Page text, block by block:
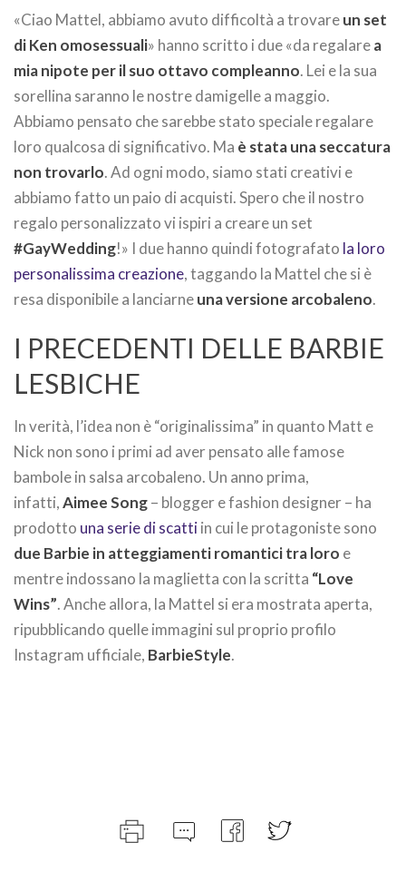
«Ciao Mattel, abbiamo avuto difficoltà a trovareun set
di Ken omosessuali» hanno scritto i due «da regalarea
mia nipote per il suo ottavo compleanno. Lei e la sua
sorellina saranno le nostre damigelle a maggio.
Abbiamo pensato che sarebbe stato speciale regalare
loro qualcosa di significativo. Ma è stata una seccatura
non trovarlo. Ad ogni modo, siamo stati creativi e
abbiamo fatto un paio di acquisti. Spero che il nostro
regalo personalizzato vi ispiri a creare un set
#GayWedding!» I due hanno quindi fotografato la loro
personalissima creazione, taggando la Mattel che si è
resa disponibile a lanciarneuna versione arcobaleno.
I PRECEDENTI DELLE BARBIE
LESBICHE
In verità, l’idea non è “originalissima” in quanto Matt e
Nick non sono i primi ad aver pensato alle famose
bambole in salsa arcobaleno. Un anno prima,
infatti,Aimee Song– blogger e fashion designer – ha
prodotto una serie di scattiin cui le protagoniste sono
due Barbie in atteggiamenti romantici tra loro e
mentre indossano la maglietta con la scritta “Love
Wins”. Anche allora, la Mattel si era mostrata aperta,
ripubblicando quelle immagini sul proprio profilo
Instagram ufficiale, BarbieStyle.